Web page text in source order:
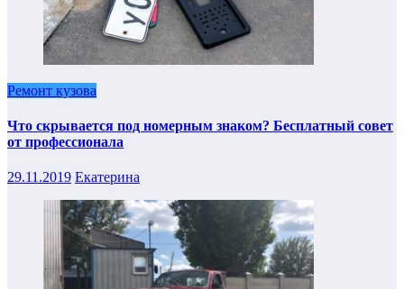
Ремонт кузова
Что скрывается под номерным знаком? Бесплатный совет
от профессионала
29.11.2019 Екатерина